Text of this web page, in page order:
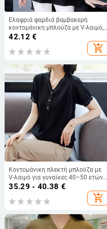
Ελαφριά φαρδιά βαμβακερή
κοντομάνικη μπλούζα με V-λαιμό,
εκτύπωση, καλοκαιρινός βασικός
για γυναίκες σε μεγάλο μέγεθος
42.12 €
add_shopping_cart
Κοντομάνικη πλεκτή μπλούζα με
V-λαιμό για γυναίκες 40–50 ετών,
καλοκαιρινή κάλυψη κοιλιάς
35.29 - 40.38 €
add_shopping_cart